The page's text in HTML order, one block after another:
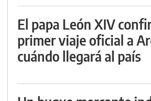
El papa León XIV
primer viaje oficial a
cuándo llegará al país